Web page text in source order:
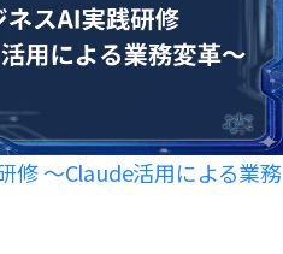
修 〜Claude活用による業務